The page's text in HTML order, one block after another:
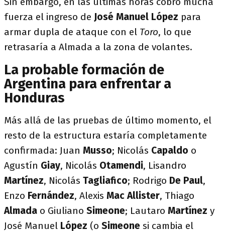
fuerza el ingreso de José Manuel López para
armar dupla de ataque con el Toro, lo que
retrasaría a Almada a la zona de volantes.
La probable formación de
Argentina para enfrentar a
Honduras
Más allá de las pruebas de último momento, el
resto de la estructura estaría completamente
confirmada: Juan Musso; Nicolás Capaldo o
Agustín Giay, Nicolás Otamendi, Lisandro
Martínez, Nicolás Tagliafico; Rodrigo De Paul,
Enzo Fernández, Alexis Mac Allister, Thiago
Almada o Giuliano Simeone; Lautaro Martínez y
José Manuel López (o Simeone si cambia el